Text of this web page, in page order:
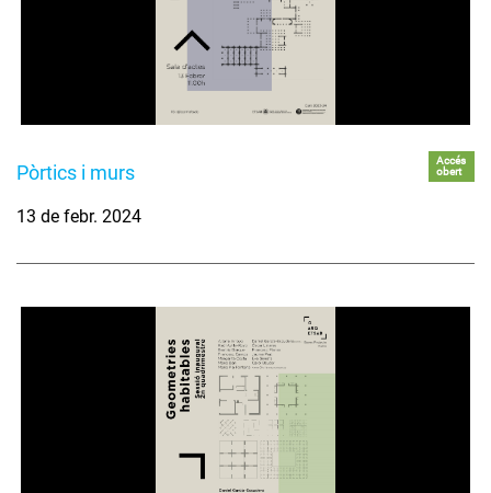
Pòrtics i murs
Accés
obert
13 de febr. 2024